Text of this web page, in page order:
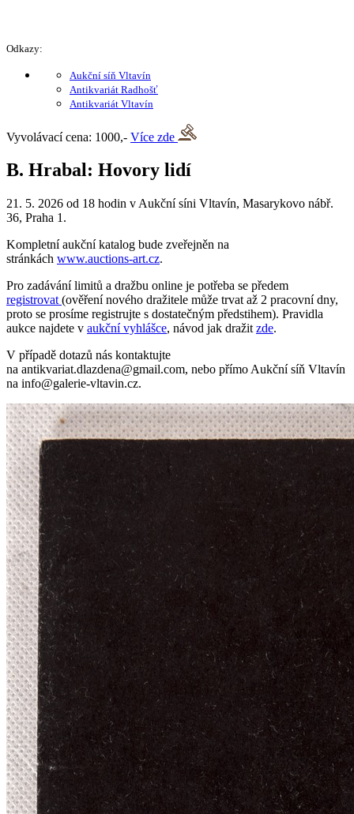
Odkazy:
Aukční síň Vltavín
Antikvariát Radhošť
Antikvariát Vltavín
Vyvolávací cena: 1000,- Více zde
B. Hrabal: Hovory lidí
21. 5. 2026 od 18 hodin v Aukční síni Vltavín, Masarykovo nábř.
36, Praha 1.
Kompletní aukční katalog bude zveřejněn na
stránkách www.auctions-art.cz.
Pro zadávání limitů a dražbu online je potřeba se předem
registrovat (ověření nového dražitele může trvat až 2 pracovní dny,
proto se prosíme registrujte s dostatečným předstihem). Pravidla
aukce najdete v aukční vyhlášce, návod jak dražit zde.
V případě dotazů nás kontaktujte
na antikvariat.dlazdena@gmail.com, nebo přímo Aukční síň Vltavín
na info@galerie-vltavin.cz.